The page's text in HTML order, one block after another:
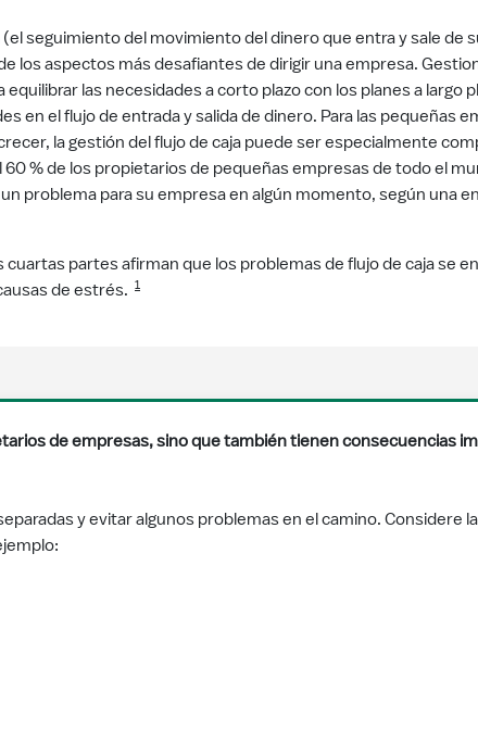
(el seguimiento del movimiento del dinero que entra y sale de
los aspectos más desafiantes de dirigir una empresa.
equilibrar las necesidades a corto plazo con los planes a largo
en el flujo de entrada y salida de dinero. Para las pequeñas
la gestión del flujo de caja puede ser especialmente
% de los propietarios de pequeñas empresas de todo el
un problema para su empresa en algún momento, según una
cuartas partes afirman que los problemas de flujo de caja se
de estrés. 1
de empresas, sino que también tienen consecuencias
y evitar algunos problemas en el camino. Considere